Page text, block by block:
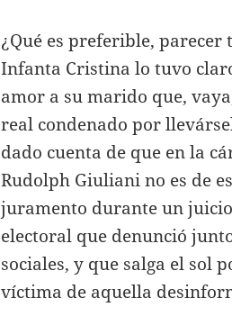
¿Qué es preferible,
Infanta Cristina lo tuvo
amor a su marido que,
real condenado por
dado cuenta de que en la
Rudolph Giuliani no es de
juramento durante un
electoral que denunció
sociales, y que salga el sol
víctima de aquella